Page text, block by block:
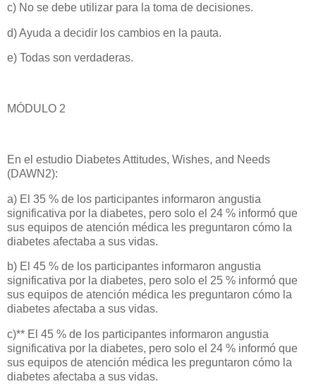
c) No se debe utilizar para la toma de decisiones.
d) Ayuda a decidir los cambios en la pauta.
e) Todas son verdaderas.
MÓDULO 2
En el estudio Diabetes Attitudes, Wishes, and Needs
(DAWN2):
a) El 35 % de los participantes informaron angustia
significativa por la diabetes, pero solo el 24 % informó que
sus equipos de atención médica les preguntaron cómo la
diabetes afectaba a sus vidas.
b) El 45 % de los participantes informaron angustia
significativa por la diabetes, pero solo el 25 % informó que
sus equipos de atención médica les preguntaron cómo la
diabetes afectaba a sus vidas.
c)** El 45 % de los participantes informaron angustia
significativa por la diabetes, pero solo el 24 % informó que
sus equipos de atención médica les preguntaron cómo la
diabetes afectaba a sus vidas.